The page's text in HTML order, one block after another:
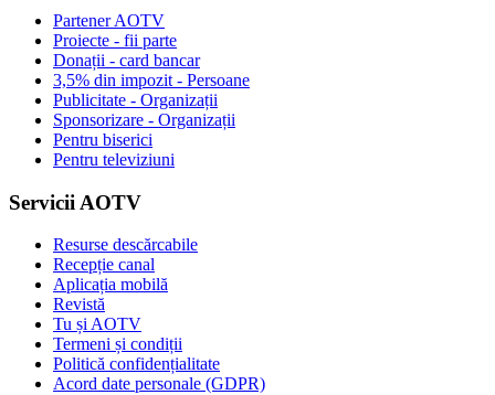
Partener AOTV
Proiecte - fii parte
Donații - card bancar
3,5% din impozit - Persoane
Publicitate - Organizații
Sponsorizare - Organizații
Pentru biserici
Pentru televiziuni
Servicii AOTV
Resurse descărcabile
Recepție canal
Aplicația mobilă
Revistă
Tu și AOTV
Termeni și condiții
Politică confidențialitate
Acord date personale (GDPR)